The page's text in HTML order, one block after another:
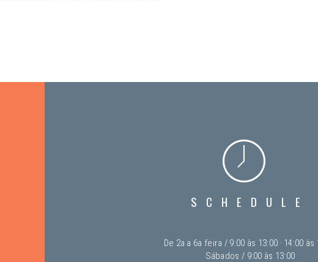
SCHEDULE
De 2a a 6a feira / 9:00 às 13:00 · 14:00 às
Sábados / 9:00 às 13:00